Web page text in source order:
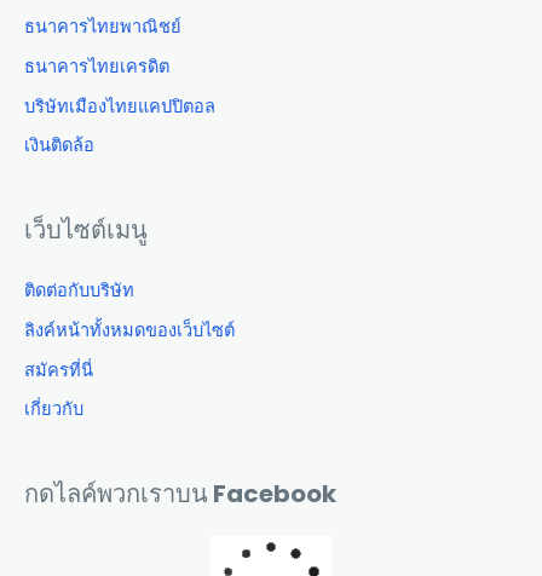
ธนาคารไทยพาณิชย์
ธนาคารไทยเครดิต
บริษัทเมืองไทยแคปปิตอล
เงินติดล้อ
เว็บไซต์เมนู
ติดต่อกับบริษัท
ลิงค์หน้าทั้งหมดของเว็บไซต์
สมัครที่นี่
เกี่ยวกับ
กดไลค์พวกเราบน Facebook